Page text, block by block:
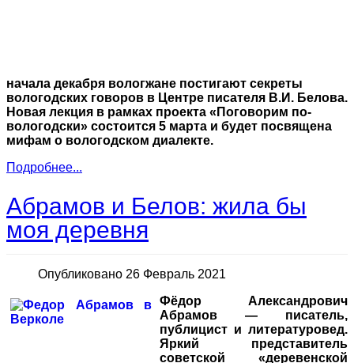
начала декабря вологжане постигают секреты
вологодских говоров в Центре писателя В.И. Белова.
Новая лекция в рамках проекта «Поговорим по-
вологодски» состоится 5 марта и будет посвящена
мифам о вологодском диалекте.
Подробнее...
Абрамов и Белов: жила бы
моя деревня
Опубликовано 26 Февраль 2021
Фёдор Александрович
Абрамов — писатель,
публицист и литературовед.
Яркий представитель
советской «деревенской